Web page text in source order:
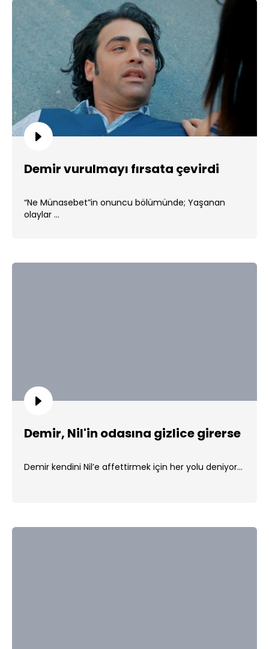
Demir vurulmayı fırsata çevirdi
“Ne Münasebet”in onuncu bölümünde; Yaşanan
olaylar ...
Demir, Nil'in odasına gizlice girerse
Demir kendini Nil’e affettirmek için her yolu deniyor...